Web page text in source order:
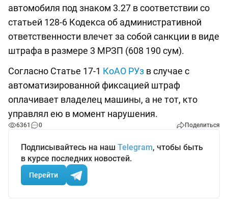
автомобиля под знаком 3.27 в соответствии со
статьей 128-6 Кодекса об административной
ответственности влечет за собой санкции в виде
штрафа в размере 3 МРЗП (608 190 сум).
Согласно Статье 17-1 КоАО РУз в случае с
автоматизированной фиксацией штраф
оплачивает владелец машины, а не тот, кто
управлял ею в момент нарушения.
6361 0 Поделиться
Подписывайтесь на наш Telegram, чтобы быть
в курсе последних новостей.
Перейти